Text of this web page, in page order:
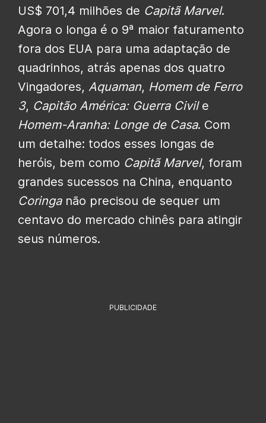
US$ 701,4 milhões de Capitã Marvel.
Agora o longa é o 9ª maior faturamento
fora dos EUA para uma adaptação de
quadrinhos, atrás apenas dos quatro
Vingadores, Aquaman, Homem de Ferro
3, Capitão América: Guerra Civile
Homem-Aranha: Longe de Casa. Com
um detalhe: todos esses longas de
heróis, bem como Capitã Marvel, foram
grandes sucessos na China, enquanto
Coringanão precisou de sequer um
centavo do mercado chinês para atingir
seus números.
PUBLICIDADE